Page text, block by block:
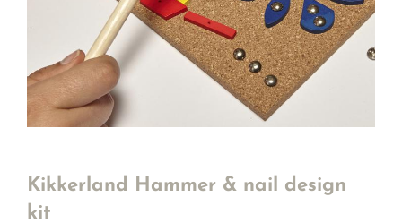
Kikkerland Hammer & nail design
kit